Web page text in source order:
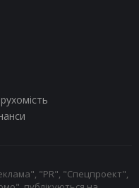
"PR", "Спецпроект",